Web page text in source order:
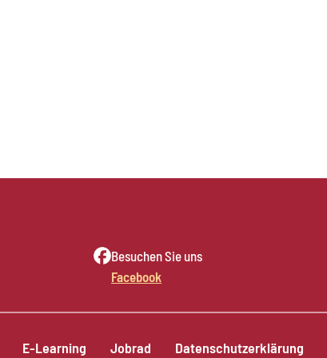
Besuchen Sie uns
Facebook
E-Learning Jobrad Datenschutzerklärung